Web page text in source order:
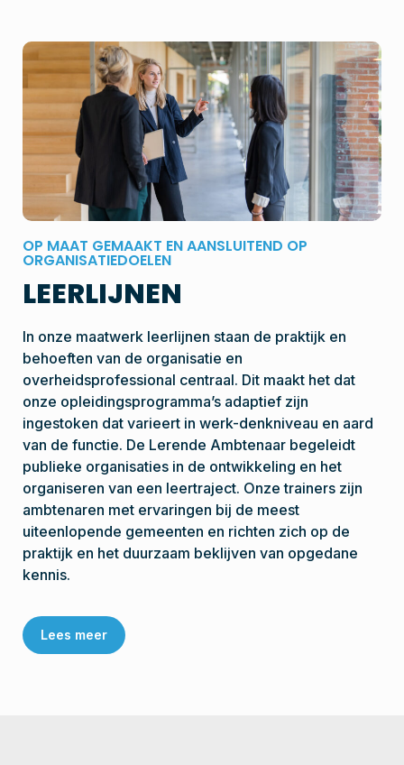
OP MAAT GEMAAKT EN AANSLUITEND OP
ORGANISATIEDOELEN
LEERLIJNEN
In onze maatwerk leerlijnen staan de praktijk en
behoeften van de organisatie en
overheidsprofessional centraal. Dit maakt het dat
onze opleidingsprogramma’s adaptief zijn
ingestoken dat varieert in werk-denkniveau en aard
van de functie. De Lerende Ambtenaar begeleidt
publieke organisaties in de ontwikkeling en het
organiseren van een leertraject. Onze trainers zijn
ambtenaren met ervaringen bij de meest
uiteenlopende gemeenten en richten zich op de
praktijk en het duurzaam beklijven van opgedane
kennis.
Lees meer